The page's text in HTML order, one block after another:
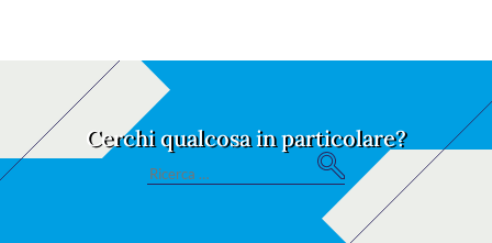
Cerchi qualcosa in particolare?
Search
S
e
ch